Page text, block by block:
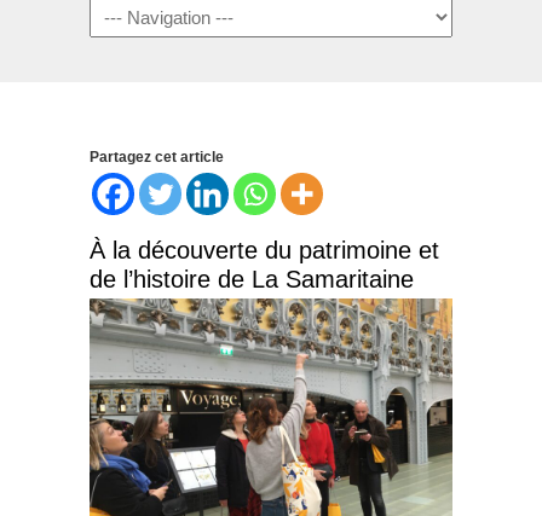
Navigation
Partagez cet article
À la découverte du patrimoine et
de l’histoire de La Samaritaine